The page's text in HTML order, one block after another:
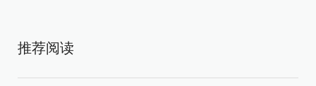
推荐阅读